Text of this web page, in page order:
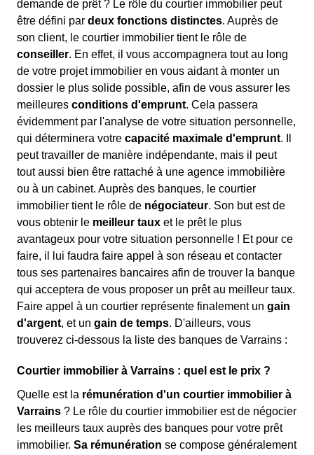
demande de prêt ? Le rôle du courtier immobilier peut
être défini par deux fonctions distinctes. Auprès de
son client, le courtier immobilier tient le rôle de
conseiller. En effet, il vous accompagnera tout au long
de votre projet immobilier en vous aidant à monter un
dossier le plus solide possible, afin de vous assurer les
meilleures conditions d'emprunt. Cela passera
évidemment par l'analyse de votre situation personnelle,
qui déterminera votre capacité maximale d'emprunt. Il
peut travailler de manière indépendante, mais il peut
tout aussi bien être rattaché à une agence immobilière
ou à un cabinet. Auprès des banques, le courtier
immobilier tient le rôle de négociateur. Son but est de
vous obtenir le meilleur taux et le prêt le plus
avantageux pour votre situation personnelle ! Et pour ce
faire, il lui faudra faire appel à son réseau et contacter
tous ses partenaires bancaires afin de trouver la banque
qui acceptera de vous proposer un prêt au meilleur taux.
Faire appel à un courtier représente finalement un gain
d'argent, et un gain de temps. D'ailleurs, vous
trouverez ci-dessous la liste des banques de Varrains :
Courtier immobilier à Varrains : quel est le prix ?
Quelle est la rémunération d'un courtier immobilier à
Varrains ? Le rôle du courtier immobilier est de négocier
les meilleurs taux auprès des banques pour votre prêt
immobilier. Sa rémunération se compose généralement